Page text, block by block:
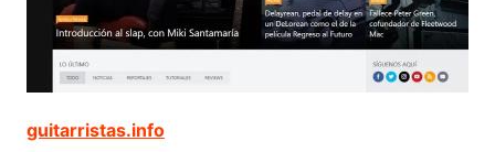
guitarristas.info